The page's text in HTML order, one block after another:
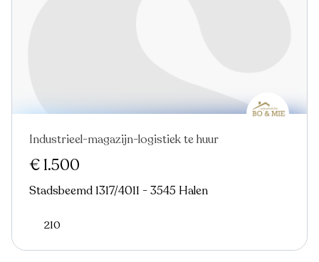
Industrieel-magazijn-logistiek te huur
€ 1.500
Stadsbeemd 1317/4011 - 3545 Halen
210